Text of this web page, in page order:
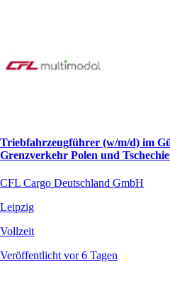
Triebfahrzeugführer (w/m/d) im
Grenzverkehr Polen und
CFL Cargo Deutschland GmbH
Leipzig
Vollzeit
Veröffentlicht vor 6 Tagen